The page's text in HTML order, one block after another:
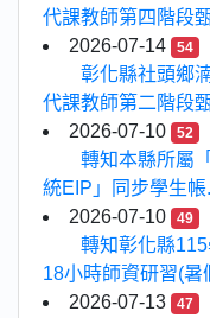
代課教師第四階段
2026-07-14
54
彰化縣社頭鄉
代課教師第二階段
2026-07-10
52
轉知本縣所屬
統EIP」同步學生帳
2026-07-10
49
轉知彰化縣
18小時師資研習(暑
2026-07-13
47